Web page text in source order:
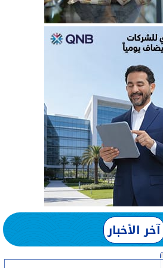
آخر الأخبار